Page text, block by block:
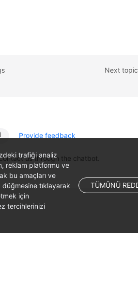
Next
Provide feedback
us through the chatbot.
trafiği analiz
reklam platformu ve
bu amaçları ve
düğmesine tıklayarak
için
tercihlerinizi
TÜMÜNÜ